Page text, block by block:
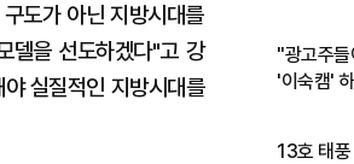
도가 아닌 지방시대를
델을 선도하겠다"고 강
실질적인 지방시대를
"광고주
'이숙캠'
13호 태